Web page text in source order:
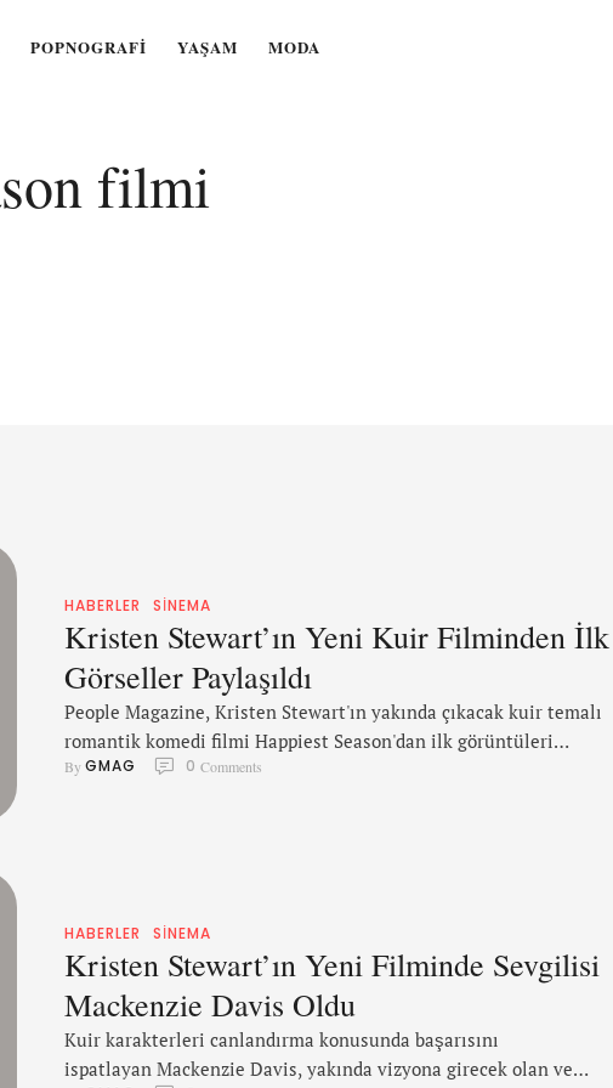
POPNOGRAFI YAŞAM MODA
filmi
HABERLER SINEMA
Kristen Stewart’ın Yeni Kuir Filminden İlk
Görseller Paylaşıldı
People Magazine, Kristen Stewart'ın yakında çıkacak kuir temalı
romantik komedi filmi Happiest Season'dan ilk görüntüleri
yayınladı. Happiest Season, Abby (Stewart) isimli bir karakterin kız
By GMAG 0 Comments
HABERLER SINEMA
Kristen Stewart’ın Yeni Filminde Sevgilisi
Mackenzie Davis Oldu
Kuir karakterleri canlandırma konusunda başarısını
ispatlayan Mackenzie Davis, yakında vizyona girecek olan ve